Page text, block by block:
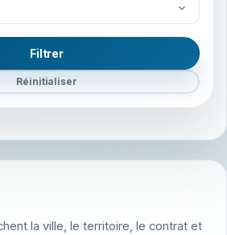
Filtrer
Réinitialiser
la ville, le territoire, le contrat et